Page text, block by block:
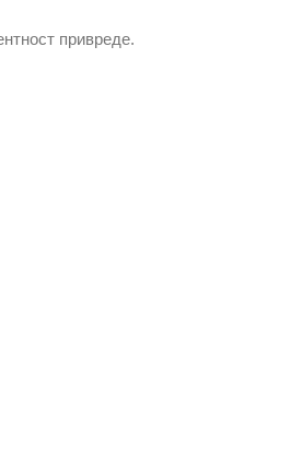
привреде.